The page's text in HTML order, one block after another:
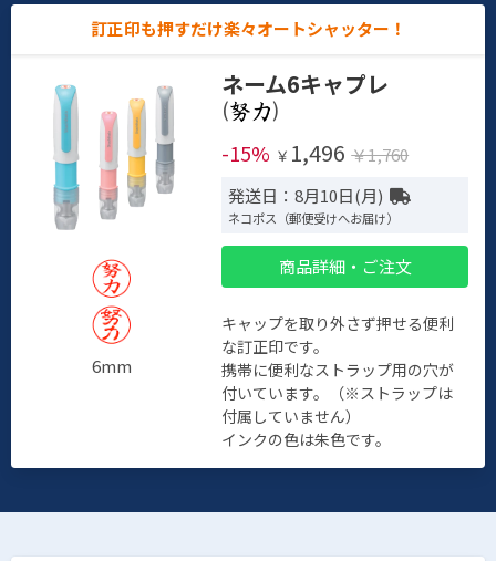
訂正印も押すだけ楽々オートシャッター！
6mm
ネーム6キャプレ
(
)
-15% ￥ 1,496 ￥1,760
発送日：8月10日(月)
ネコポス（郵便受けへお届け）
商品詳細・ご注文
キャップを取り外さず押せる便利
な訂正印です。
携帯に便利なストラップ用の穴が
付いています。（※ストラップは
付属していません）
インクの色は朱色です。